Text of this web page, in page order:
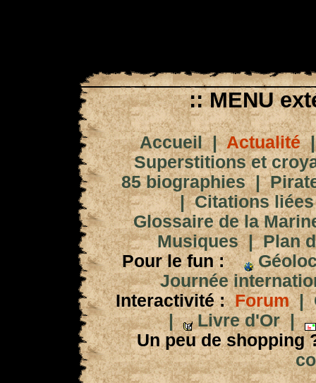
:: MENU
Accueil|Actualité
Superstitions et
85 biographies|
|Citations
Glossaire de la
Musiques|Plan
Pour le fun :
Journée
Interactivité : Forum|
|
Livre d'Or|
Un peu de shopping